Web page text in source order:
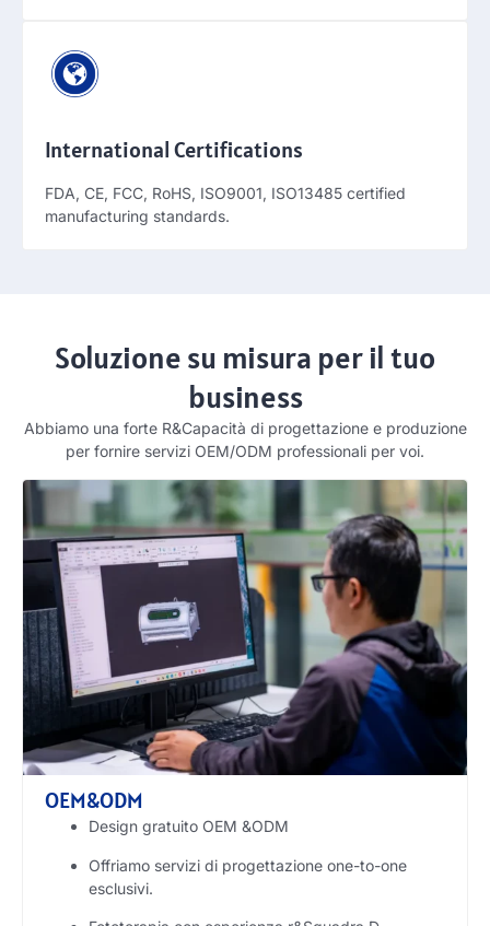
International Certifications
FDA, CE, FCC, RoHS, ISO9001, ISO13485 certified
manufacturing standards.
Soluzione su misura per il tuo
business
Abbiamo una forte R&Capacità di progettazione e produzione
per fornire servizi OEM/ODM professionali per voi.
OEM&ODM
Design gratuito OEM &ODM
Offriamo servizi di progettazione one-to-one
esclusivi.